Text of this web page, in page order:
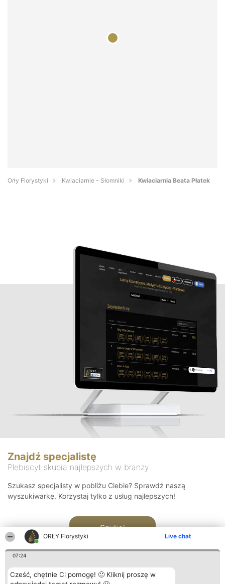
ORŁY Florystyki Live chat
07:24
Cześć, chętnie Ci pomogę! 🙂 Kliknij proszę w
Orły Florystyki Kwiaciarnie - Słomniki Kwiaciarnia Beata Płatek
Znajdź specjalistę
Plebiscyt skupia najlepszych w branży
Szukasz specjalisty w pobliżu Ciebie? Sprawdź naszą
wyszukiwarkę. Korzystaj tylko z usług najlepszych!
Szukaj